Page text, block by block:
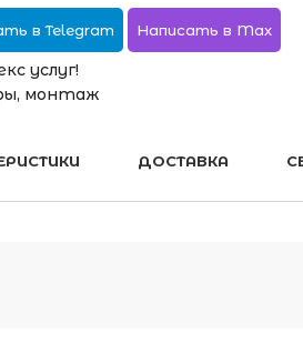
в Telegram Написать в Max
услуг!
монтаж
ДОСТАВКА